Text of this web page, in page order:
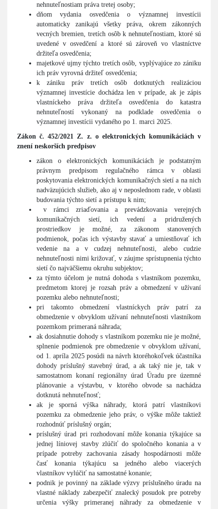
nehnuteľnostiam práva tretej osoby;
dňom vydania osvedčenia o významnej investícii
automaticky zanikajú všetky práva, okrem zákonných
vecných bremien, tretích osôb k nehnuteľnostiam, ktoré sú
uvedené v osvedčení a ktoré sú zároveň vo vlastníctve
držiteľa osvedčenia;
majetkové ujmy týchto tretích osôb, vyplývajúce zo zániku
ich práv vyrovná držiteľ osvedčenia;
k zániku práv tretích osôb dotknutých realizáciou
významnej investície dochádza len v prípade, ak je zápis
vlastníckeho práva držiteľa osvedčenia do katastra
nehnuteľností vykonaný na podklade osvedčenia o
významnej investícii vydaného po 1. marci 2025.
Zákon č. 452/2021 Z. z. o elektronických komunikáciách v
znení neskorších predpisov
zákon o elektronických komunikáciách je podstatným
právnym predpisom regulačného rámca v oblasti
poskytovania elektronických komunikačných sietí a na nich
nadväzujúcich služieb, ako aj v neposlednom rade, v oblasti
budovania týchto sietí a prístupu k nim;
v rámci zriaďovania a prevádzkovania verejných
komunikačných sietí, ich vedení a pridružených
prostriedkov je možné, za zákonom stanovených
podmienok, počas ich výstavby stavať a umiestňovať ich
vedenie na a v cudzej nehnuteľnosti, alebo cudzie
nehnuteľnosti nimi križovať, v záujme sprístupnenia týchto
sietí čo najväčšiemu okruhu subjektov;
za týmto účelom je nutná dohoda s vlastníkom pozemku,
predmetom ktorej je rozsah práv a obmedzení v užívaní
pozemku alebo nehnuteľnosti;
pri takomto obmedzení vlastníckych práv patrí za
obmedzenie v obvyklom užívaní nehnuteľnosti vlastníkom
pozemkom primeraná náhrada;
ak dosiahnutie dohody s vlastníkom pozemku nie je možné,
splnenie podmienok pre obmedzenie v obvyklom užívaní,
od 1. apríla 2025 posúdi na návrh ktoréhokoľvek účastníka
dohody príslušný stavebný úrad, a ak taký nie je, tak v
samostatnom konaní regionálny úrad Úradu pre územné
plánovanie a výstavbu, v ktorého obvode sa nachádza
dotknutá nehnuteľnosť;
ak je sporná výška náhrady, ktorá patrí vlastníkovi
pozemku za obmedzenie jeho práv, o výške môže taktiež
rozhodnúť príslušný orgán;
príslušný úrad pri rozhodovaní môže konania týkajúce sa
jednej líniovej stavby zlúčiť do spoločného konania a v
prípade potreby zachovania zásady hospodárnosti môže
časť konania týkajúcu sa jedného alebo viacerých
vlastníkov vylúčiť na samostatné konanie;
podnik je povinný na základe výzvy príslušného úradu na
vlastné náklady zabezpečiť znalecký posudok pre potreby
určenia výšky primeranej náhrady za obmedzenie v